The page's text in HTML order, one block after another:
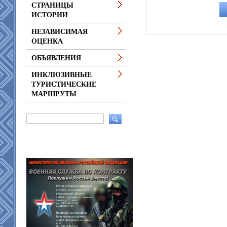
СТРАНИЦЫ
ИСТОРИИ
НЕЗАВИСИМАЯ
ОЦЕНКА
ОБЪЯВЛЕНИЯ
ИНКЛЮЗИВНЫЕ
ТУРИСТИЧЕСКИЕ
МАРШРУТЫ